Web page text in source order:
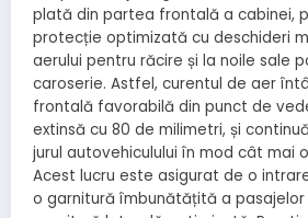
plată din partea frontală a cabinei,
protecție optimizată cu deschideri
aerului pentru răcire și la noile sale
caroserie. Astfel, curentul de aer
frontală favorabilă din punct de
extinsă cu 80 de milimetri, și
jurul autovehiculului în mod cât mai
Acest lucru este asigurat de o
o garnitură îmbunătățită a pasajelor